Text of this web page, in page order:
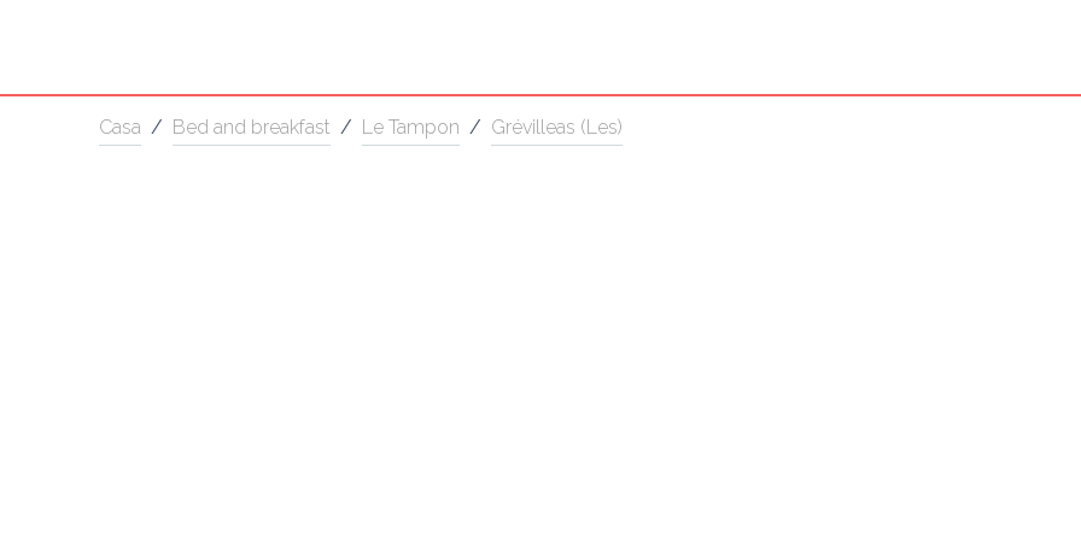
Casa / Bed and breakfast / Le Tampon / Grévilleas (Les)